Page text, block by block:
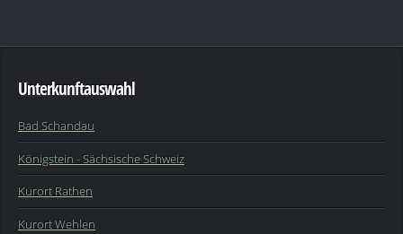
Unterkunftauswahl
Bad Schandau
Königstein - Sächsische Schweiz
Kurort Rathen
Kurort Wehlen